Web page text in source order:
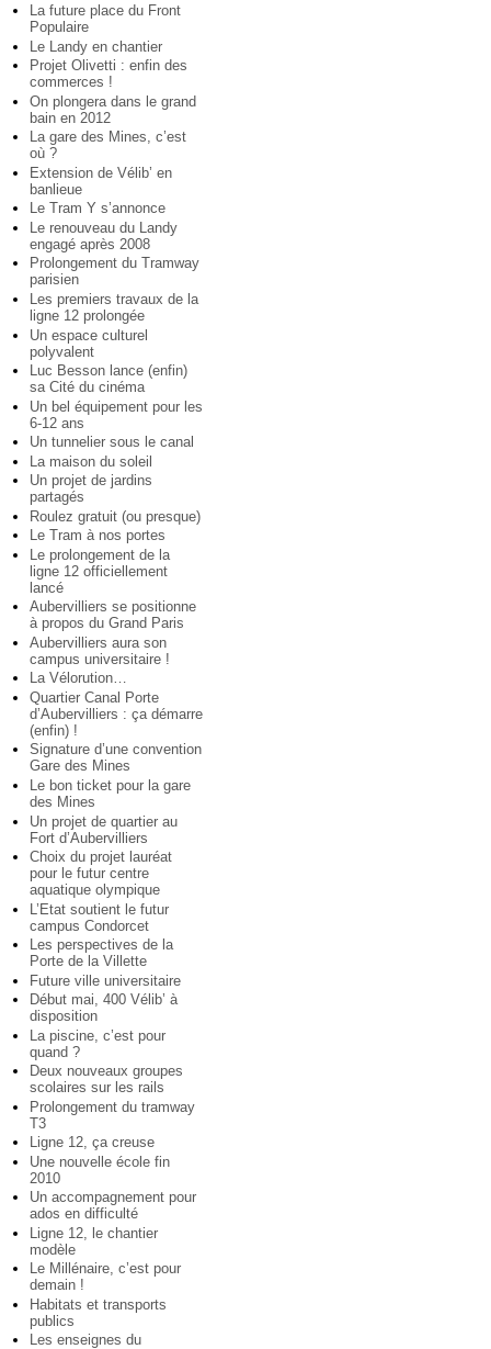
La future place du Front
Populaire
Le Landy en chantier
Projet Olivetti : enfin des
commerces !
On plongera dans le grand
bain en 2012
La gare des Mines, c’est
où ?
Extension de Vélib’ en
banlieue
Le Tram Y s’annonce
Le renouveau du Landy
engagé après 2008
Prolongement du Tramway
parisien
Les premiers travaux de la
ligne 12 prolongée
Un espace culturel
polyvalent
Luc Besson lance (enfin)
sa Cité du cinéma
Un bel équipement pour les
6-12 ans
Un tunnelier sous le canal
La maison du soleil
Un projet de jardins
partagés
Roulez gratuit (ou presque)
Le Tram à nos portes
Le prolongement de la
ligne 12 officiellement
lancé
Aubervilliers se positionne
à propos du Grand Paris
Aubervilliers aura son
campus universitaire !
La Vélorution…
Quartier Canal Porte
d’Aubervilliers : ça démarre
(enfin) !
Signature d’une convention
Gare des Mines
Le bon ticket pour la gare
des Mines
Un projet de quartier au
Fort d’Aubervilliers
Choix du projet lauréat
pour le futur centre
aquatique olympique
L’Etat soutient le futur
campus Condorcet
Les perspectives de la
Porte de la Villette
Future ville universitaire
Début mai, 400 Vélib’ à
disposition
La piscine, c’est pour
quand ?
Deux nouveaux groupes
scolaires sur les rails
Prolongement du tramway
T3
Ligne 12, ça creuse
Une nouvelle école fin
2010
Un accompagnement pour
ados en difficulté
Ligne 12, le chantier
modèle
Le Millénaire, c’est pour
demain !
Habitats et transports
publics
Les enseignes du